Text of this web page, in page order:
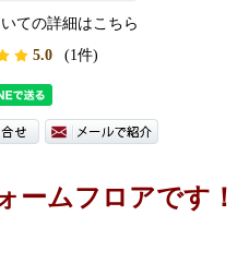
ての詳細はこちら
5.0
(1件)
ームフロアです！